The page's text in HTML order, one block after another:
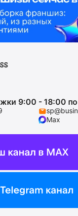
9:00 - 18:00
Max